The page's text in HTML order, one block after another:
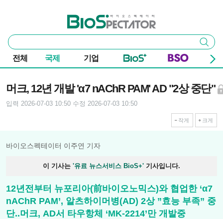
바이오스펙테이터
통
합
검
색
검색
전체 국제 기업
머크, 12년 개발 'α7 nAChR PAM' AD "2상 중단"
입력 2026-07-03 10:50 수정 2026-07-03 10:50
작게 크게
바이오스펙테이터 이주연 기자
이 기사는 '유료 뉴스서비스 BioS+' 기사입니다.
12년전부터 뉴포리아(前바이오노믹스)와 협업한 ‘α7
nAChR PAM’, 알츠하이머병(AD) 2상 ”효능 부족” 중
단..머크, AD서 타우항체 ‘MK-2214’만 개발중